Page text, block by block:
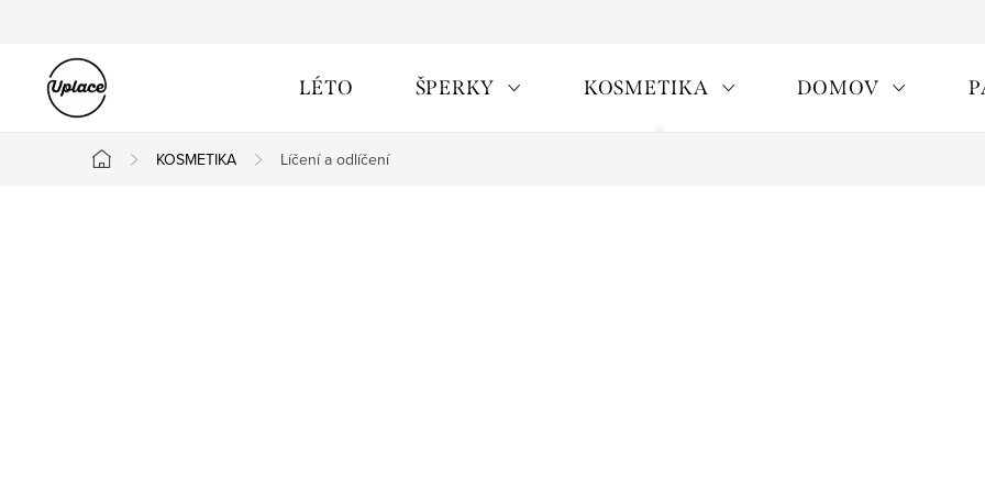
LÉTO ŠPERKY KOSMETIKA DOMOV
Domů
KOSMETIKA Líčení a odlíčení